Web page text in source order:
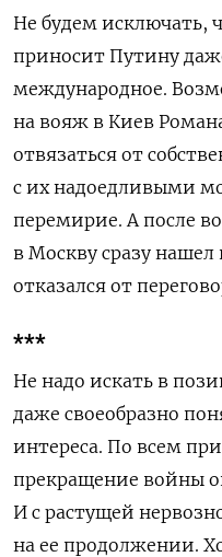
Не будем исключать,
приносит Путину
международное.
на вояж в Киев
отвязаться от
с их надоедливыми
перемирие. А после
в Москву сразу нашел
отказался от
***
Не надо искать в
даже своеобразно
интереса. По всем
прекращение войны
И с растущей
на ее продолжении.